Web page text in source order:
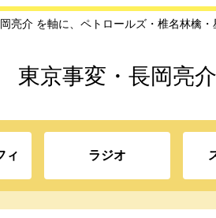
亮介 を軸に、ペトロールズ・椎名林檎
東京事変・長岡亮
ィ ラジオ